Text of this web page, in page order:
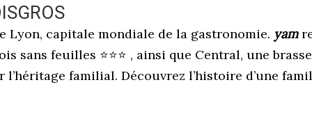
capitale mondiale de la gastronomie. yam
sans feuilles ⭐️⭐️⭐️ , ainsi que Central, une
l’héritage familial. Découvrez l’histoire d’une